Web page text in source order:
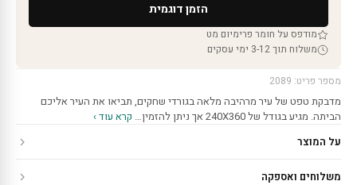
הזמן דוגמית
מודפס על חומר פרימיום מט
משלוח תוך 3-12 ימי עסקים
מספר פריט: 2089
מדבקת טפט של עיר מרהיבה מלאה בגורדי שחקים, תביאו את העיר אליכם
הביתה. מגיע בגודל של 240X360 אך ניתן להזמין…
קרא עוד ›
על המוצר
משלוחים ואספקה